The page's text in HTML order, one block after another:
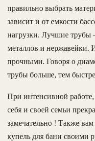
правильно выбрать
зависит и от емкости
нагрузки. Лучшие трубы
металлов и нержавейки.
прочными. Говоря о
трубы больше, тем
При интенсивной работе,
себя и своей семьи
замечательно ! Также
купель для бани своими